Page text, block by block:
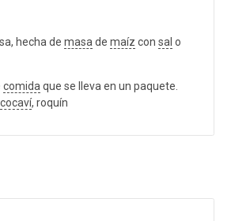
hecha de masa de maíz con sal o
comida que se lleva en un paquete.
cocaví, roquín